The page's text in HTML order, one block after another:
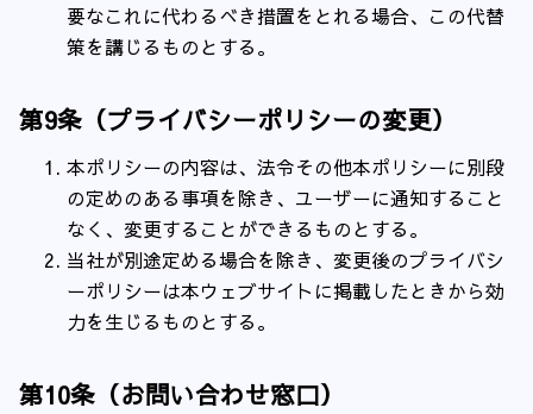
要なこれに代わるべき措置をとれる場合、この代替
策を講じるものとする。
第9条（プライバシーポリシーの変更）
本ポリシーの内容は、法令その他本ポリシーに別段
の定めのある事項を除き、ユーザーに通知すること
なく、変更することができるものとする。
当社が別途定める場合を除き、変更後のプライバシ
ーポリシーは本ウェブサイトに掲載したときから効
力を生じるものとする。
第10条（お問い合わせ窓口）